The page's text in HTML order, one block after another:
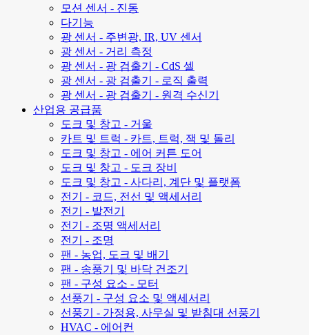
모션 센서 - 진동
다기능
광 센서 - 주변광, IR, UV 센서
광 센서 - 거리 측정
광 센서 - 광 검출기 - CdS 셀
광 센서 - 광 검출기 - 로직 출력
광 센서 - 광 검출기 - 원격 수신기
산업용 공급품
도크 및 창고 - 거울
카트 및 트럭 - 카트, 트럭, 잭 및 돌리
도크 및 창고 - 에어 커튼 도어
도크 및 창고 - 도크 장비
도크 및 창고 - 사다리, 계단 및 플랫폼
전기 - 코드, 전선 및 액세서리
전기 - 발전기
전기 - 조명 액세서리
전기 - 조명
팬 - 농업, 도크 및 배기
팬 - 송풍기 및 바닥 건조기
팬 - 구성 요소 - 모터
선풍기 - 구성 요소 및 액세서리
선풍기 - 가정용, 사무실 및 받침대 선풍기
HVAC - 에어컨